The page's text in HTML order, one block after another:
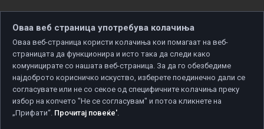
Copyright © 2026 Developed by
Оваа веб страница употребува колачиња
Оваа веб-страница користи колачиња кои помагаат на веб-
страницата да функционира и исто така да следи како
комуницирате со нашата веб-страница. За да го обезбедиме
најдоброто корисничко искуство, изберете поединечно дали се
согласувате или не со секое од специфичните колачиња преку
избор на копчето "Не се согласувам" и потоа кликнете на
„Прифати“. Прочитај повеќе'.